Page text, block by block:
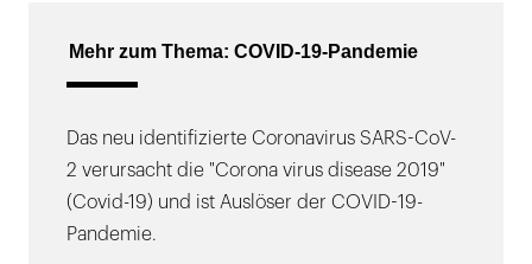
Mehr zum Thema: COVID-19-Pandemie
Das neu identifizierte Coronavirus SARS-CoV-
2 verursacht die "Corona virus disease 2019"
(Covid-19) und ist Auslöser der COVID-19-
Pandemie.